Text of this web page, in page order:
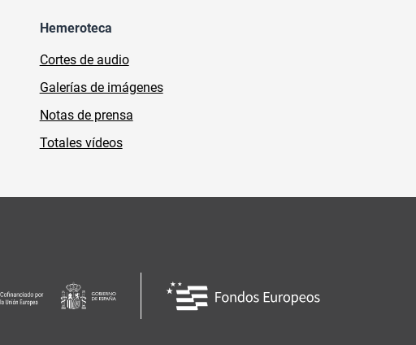
Hemeroteca
Cortes de audio
Galerías de imágenes
Notas de prensa
Totales vídeos